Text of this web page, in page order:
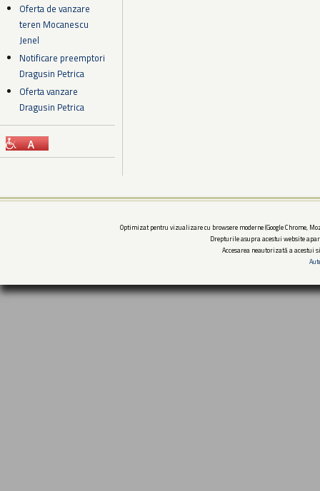
Oferta de vanzare
teren Mocanescu
Jenel
Notificare preemptori
Dragusin Petrica
Oferta vanzare
Dragusin Petrica
Optimizat pentru vizualizare cu browsere moderne (Google Chrome,
Drepturile asupra acestui website
Accesarea neautorizată a acestui